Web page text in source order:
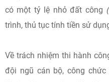
có một tỷ lệ nhỏ đất công
trình, thủ tục tính tiền sử
Về trách nhiệm thi hành
đội ngũ cán bộ, công